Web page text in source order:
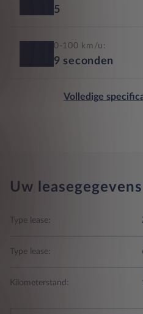
5
0-100 km/u:
9 seconden
Volledige
Uw leasegegevens
Type lease:
Type lease:
Kilometerstand: